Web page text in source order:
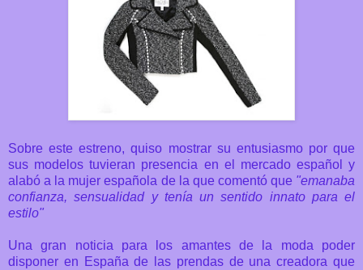
Sobre este estreno, quiso mostrar su entusiasmo por que
sus modelos tuvieran presencia en el mercado español y
alabó a la mujer española de la que comentó que "emanaba
confianza, sensualidad y tenía un sentido innato para el
estilo"
Una gran noticia para los amantes de la moda poder
disponer en España de las prendas de una creadora que